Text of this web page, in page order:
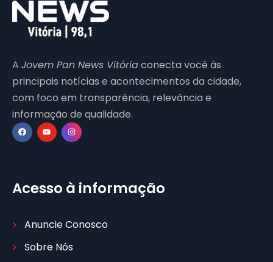
A Jovem Pan News Vitóriaconecta você às
principais notícias e acontecimentos da cidade,
com foco em transparência, relevância e
informação de qualidade.
Acesso à informação
Anuncie Conosco
Sobre Nós